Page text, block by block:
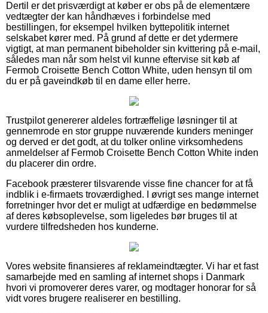
Dertil er det prisværdigt at køber er obs på de elementære
vedtægter der kan håndhæves i forbindelse med
bestillingen, for eksempel hvilken byttepolitik internet
selskabet kører med. På grund af dette er det ydermere
vigtigt, at man permanent bibeholder sin kvittering på e-mail,
således man når som helst vil kunne eftervise sit køb af
Fermob Croisette Bench Cotton White, uden hensyn til om
du er på gaveindkøb til en dame eller herre.
Trustpilot genererer aldeles fortræffelige løsninger til at
gennemrode en stor gruppe nuværende kunders meninger
og derved er det godt, at du tolker online virksomhedens
anmeldelser af Fermob Croisette Bench Cotton White inden
du placerer din ordre.
Facebook præsterer tilsvarende visse fine chancer for at få
indblik i e-firmaets troværdighed. I øvrigt ses mange internet
forretninger hvor det er muligt at udfærdige en bedømmelse
af deres købsoplevelse, som ligeledes bør bruges til at
vurdere tilfredsheden hos kunderne.
Vores website finansieres af reklameindtægter. Vi har et fast
samarbejde med en samling af internet shops i Danmark
hvori vi promoverer deres varer, og modtager honorar for så
vidt vores brugere realiserer en bestilling.